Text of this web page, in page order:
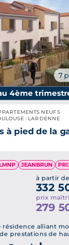
7
4ème
NEUFS
: LARDENNE
à pied de la
LMNP JEANBRUN
à partir de
332
prix
279
résidence alliant
prestations de
solaires,